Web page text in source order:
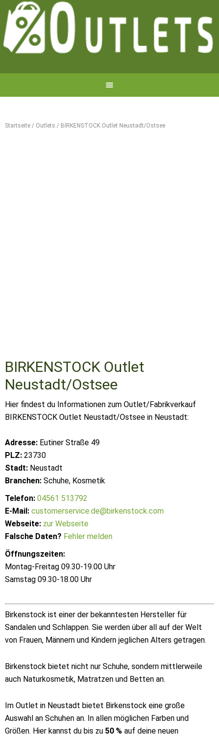
Startseite / Outlets / BIRKENSTOCK Outlet Neustadt/Ostsee
BIRKENSTOCK Outlet
Neustadt/Ostsee
Hier findest du Informationen zum Outlet/Fabrikverkauf
BIRKENSTOCK Outlet Neustadt/Ostsee in Neustadt:
Adresse: Eutiner Straße 49
PLZ: 23730
Stadt: Neustadt
Branchen: Schuhe, Kosmetik
Telefon: 04561 513792
E-Mail: customerservice.de@birkenstock.com
Webseite: zur Webseite
Falsche Daten? Fehler melden
Öffnungszeiten:
Montag-Freitag 09.30-19.00 Uhr
Samstag 09.30-18.00 Uhr
Birkenstock ist einer der bekanntesten Hersteller für
Sandalen und Schlappen. Sie werden über all auf der Welt
von Frauen, Männern und Kindern jeglichen Alters getragen.
Birkenstock bietet nicht nur Schuhe, sondern mittlerweile
auch Naturkosmetik, Matratzen und Betten an.
Im Outlet in Neustadt bietet Birkenstock eine große
Auswahl an Schuhen an. In allen möglichen Farben und
Größen. Hier kannst du bis zu 50 % auf deine neuen